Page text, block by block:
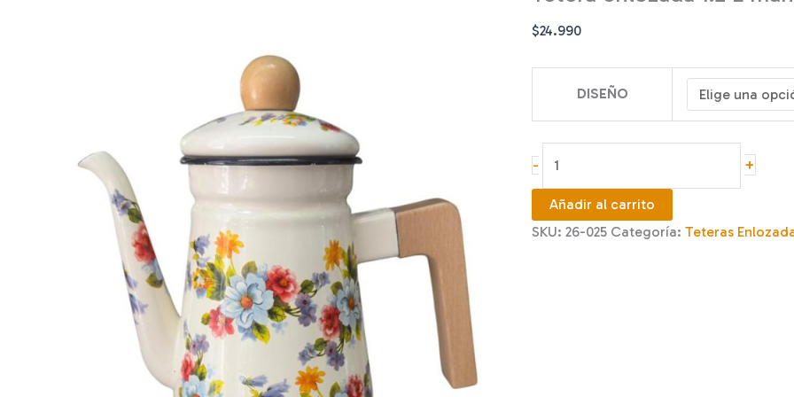
$24.990
DISEÑO
-
enlozada
1.2
L
+
Añadir al carrito
SKU: 26-025 Categoría: Teteras